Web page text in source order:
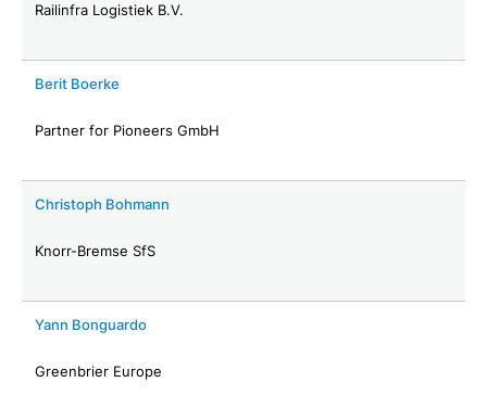
Railinfra Logistiek B.V.
Berit Boerke
Partner for Pioneers GmbH
Christoph Bohmann
Knorr-Bremse SfS
Yann Bonguardo
Greenbrier Europe